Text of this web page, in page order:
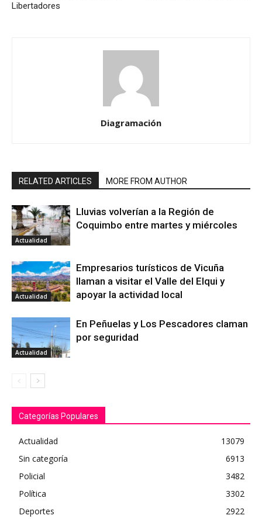
Libertadores
Diagramación
RELATED ARTICLES MORE FROM AUTHOR
Actualidad
Lluvias volverían a la Región de
Coquimbo entre martes y miércoles
Actualidad
Empresarios turísticos de Vicuña
llaman a visitar el Valle del Elqui y
apoyar la actividad local
Actualidad
En Peñuelas y Los Pescadores claman
por seguridad
Categorías Populares
Actualidad
13079
Sin categoría
6913
Policial
3482
Política
3302
Deportes
2922